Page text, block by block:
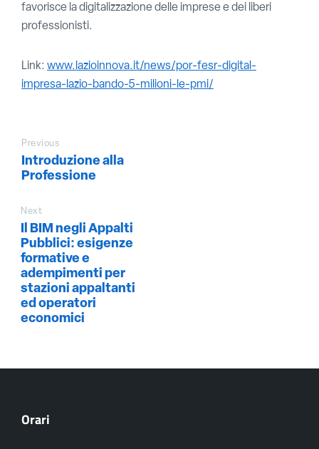
favorisce la digitalizzazione delle imprese e dei liberi
professionisti.
Link: www.lazioinnova.it/news/por-fesr-digital-
impresa-lazio-bando-5-milioni-le-pmi/
Previous
Introduzione alla
Professione
Next
Il BIM negli Appalti
Pubblici: esigenze
formative e
adempimenti per
stazioni appaltanti
ed operatori
economici
Orari